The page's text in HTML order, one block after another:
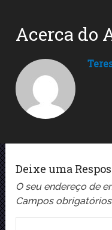
Acerca do
Deixe uma
O seu endereço de
Campos